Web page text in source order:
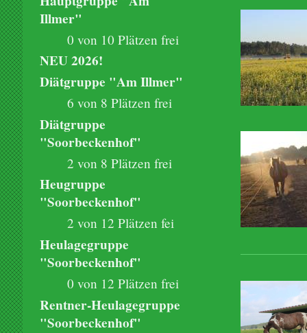
Illmer"
0 von 10 Plätzen frei
NEU 2026!
Diätgruppe "Am Illmer"
6 von 8 Plätzen frei
Diätgruppe
"Soorbeckenhof"
2 von 8 Plätzen frei
Heugruppe
"Soorbeckenhof"
2 von 12 Plätzen fei
Heulagegruppe
"Soorbeckenhof"
0 von 12 Plätzen frei
Rentner-Heulagegruppe
"Soorbeckenhof"